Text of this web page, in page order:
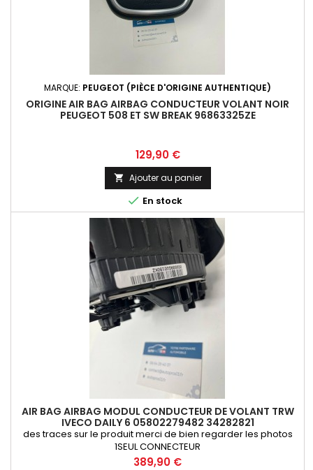
MARQUE: PEUGEOT (PIÈCE D'ORIGINE AUTHENTIQUE)
ORIGINE AIR BAG AIRBAG CONDUCTEUR VOLANT NOIR
PEUGEOT 508 ET SW BREAK 96863325ZE
Prix
129,90 €
 Ajouter au panier
 En stock
AIR BAG AIRBAG MODUL CONDUCTEUR DE VOLANT TRW
IVECO DAILY 6 05802279482 34282821
des traces sur le produit merci de bien regarder les photos
1SEUL CONNECTEUR
Prix
389,90 €